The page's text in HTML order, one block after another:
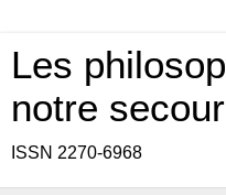
Les
notre
ISSN 2270-6968